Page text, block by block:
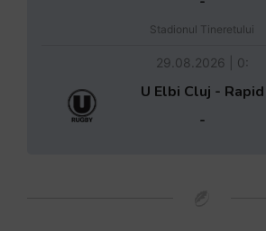
Stadionul Tineretului
29.08.2026 | 0:
U Elbi Cluj - Rapid
-